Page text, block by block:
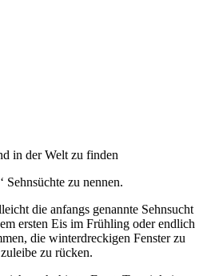
in der Welt zu finden
Sehnsüchte zu nennen.
die anfangs genannte Sehnsucht
ersten Eis im Frühling oder endlich
die winterdreckigen Fenster zu
zu rücken.